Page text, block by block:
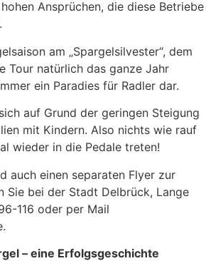
Ansprüchen, die diese Betriebe
am „Spargelsilvester“, dem
Tour natürlich das ganze Jahr
ein Paradies für Radler dar.
auf Grund der geringen Steigung
mit Kindern. Also nichts wie rauf
wieder in die Pedale treten!
auch einen separaten Flyer zur
Sie bei der Stadt Delbrück, Lange
116 oder per Mail
– eine Erfolgsgeschichte